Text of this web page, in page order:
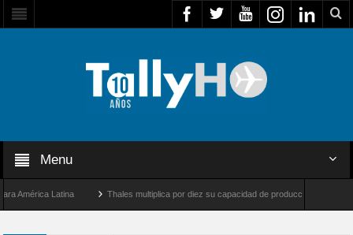
Menu
Latina Thales multiplica por diez su capacidad de producción de radares en